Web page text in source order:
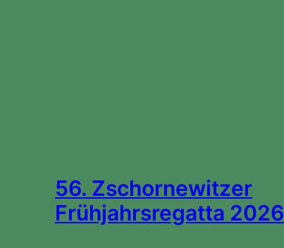
56. Zschornewitzer
Frühjahrsregatta 2026